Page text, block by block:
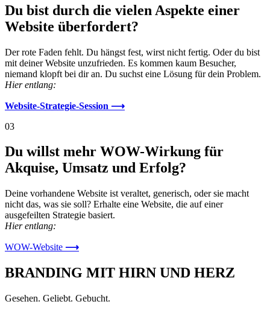
Du bist durch die vielen Aspekte einer
Website überfordert?
Der rote Faden fehlt. Du hängst fest, wirst nicht fertig. Oder du bist
mit deiner Website unzufrieden. Es kommen kaum Besucher,
niemand klopft bei dir an. Du suchst eine Lösung für dein Problem.
Hier entlang:
Website-Strategie-Session ⟶
03
Du willst mehr WOW-Wirkung für
Akquise, Umsatz und Erfolg?
Deine vorhandene Website ist veraltet, generisch, oder sie macht
nicht das, was sie soll? Erhalte eine Website, die auf einer
ausgefeilten Strategie basiert.
Hier entlang:
WOW-Website ⟶
BRANDING MIT HIRN UND HERZ
Gesehen. Geliebt. Gebucht.